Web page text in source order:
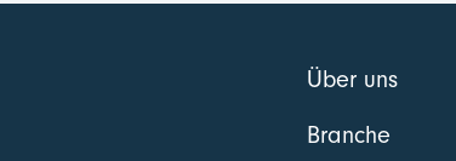
Über uns
Branche